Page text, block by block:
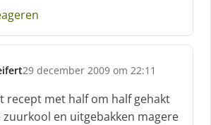
29 december 2009 om 22:11
recept met half om half gehakt
zuurkool en uitgebakken magere